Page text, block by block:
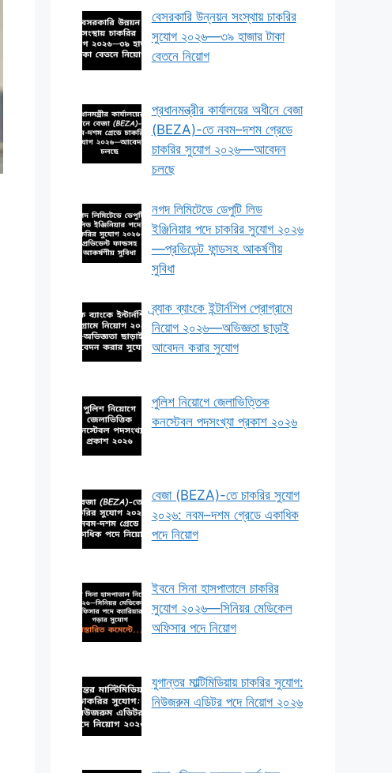
বেসরকারি উন্নয়ন সংস্থায় চাকরির
সুযোগ ২০২৬—৩৯ হাজার টাকা
বেতনে নিয়োগ
প্রধানমন্ত্রীর কার্যালয়ের অধীনে বেজা
(BEZA)-তে নবম–দশম গ্রেডে
চাকরির সুযোগ ২০২৬—আবেদন
চলছে
নগদ লিমিটেডে ডেপুটি লিড
ইঞ্জিনিয়ার পদে চাকরির সুযোগ ২০২৬
—প্রভিডেন্ট ফান্ডসহ আকর্ষণীয়
সুবিধা
ব্র্যাক ব্যাংকে ইন্টার্নশিপ প্রোগ্রামে
নিয়োগ ২০২৬—অভিজ্ঞতা ছাড়াই
আবেদন করার সুযোগ
পুলিশ নিয়োগে জেলাভিত্তিক
কনস্টেবল পদসংখ্যা প্রকাশ ২০২৬
বেজা (BEZA)-তে চাকরির সুযোগ
২০২৬: নবম–দশম গ্রেডে একাধিক
পদে নিয়োগ
ইবনে সিনা হাসপাতালে চাকরির
সুযোগ ২০২৬—সিনিয়র মেডিকেল
অফিসার পদে নিয়োগ
যুগান্তর মাল্টিমিডিয়ায় চাকরির সুযোগ:
নিউজরুম এডিটর পদে নিয়োগ ২০২৬